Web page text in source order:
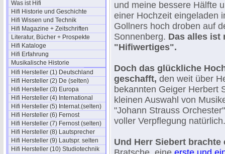
Was ist Hifi
Hifi Historie und Geschichte
Hifi Wissen und Technik
Hifi Magazine + Zeitschriften
Literatur, Bücher + Prospekte
Hifi Kataloge
Hifi Erfahrung
Musikalische Historie
Hifi Hersteller (1) Deutschland
Hifi Hersteller (2) De (selten)
Hifi Hersteller (3) Europa
Hifi Hersteller (4) International
Hifi Hersteller (5) Internat.(selten)
Hifi Hersteller (6) Fernost
Hifi Hersteller (7) Fernost (selten)
Hifi Hersteller (8) Lautsprecher
Hifi Hersteller (9) Lautspr. selten
Hifi Hersteller (10) Studiotechnik
und meine bessere Hälfte
einer Hochzeit eingeladen
Gollners hoch droben auf
Sonnenberg. Das alles ist
"Hifiwertiges".
Doch das glückliche
geschafft, den weit über
bekannten Geiger Herbert
kleinen Auswahl von
"Johann Strauss
voller Verpflegung natürlich.
Und Herr Siebert